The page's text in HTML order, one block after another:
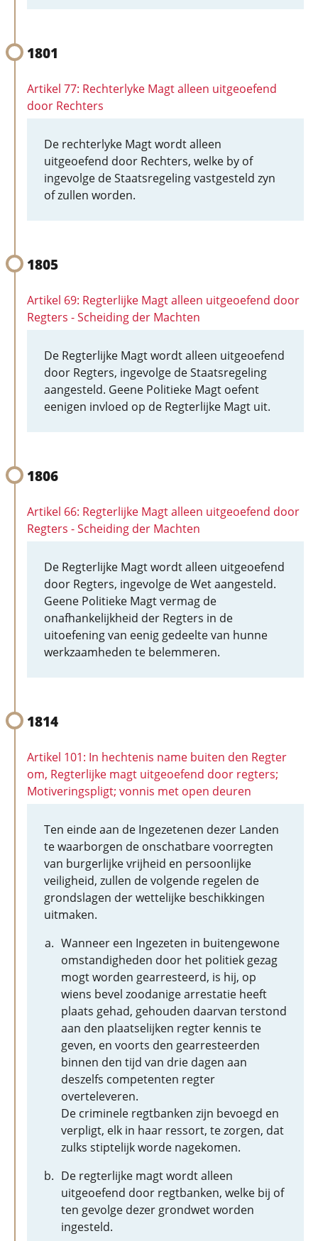
1801
Artikel 77: Rechterlyke Magt alleen uitgeoefend
door Rechters
De rechterlyke Magt wordt alleen
uitgeoefend door Rechters, welke by of
ingevolge de Staatsregeling vastgesteld zyn
of zullen worden.
1805
Artikel 69: Regterlijke Magt alleen uitgeoefend door
Regters - Scheiding der Machten
De Regterlijke Magt wordt alleen uitgeoefend
door Regters, ingevolge de Staatsregeling
aangesteld. Geene Politieke Magt oefent
eenigen invloed op de Regterlijke Magt uit.
1806
Artikel 66: Regterlijke Magt alleen uitgeoefend door
Regters - Scheiding der Machten
De Regterlijke Magt wordt alleen uitgeoefend
door Regters, ingevolge de Wet aangesteld.
Geene Politieke Magt vermag de
onafhankelijkheid der Regters in de
uitoefening van eenig gedeelte van hunne
werkzaamheden te belemmeren.
1814
Artikel 101: In hechtenis name buiten den Regter
om, Regterlijke magt uitgeoefend door regters;
Motiveringspligt; vonnis met open deuren
Ten einde aan de Ingezetenen dezer Landen
te waarborgen de onschatbare voorregten
van burgerlijke vrijheid en persoonlijke
veiligheid, zullen de volgende regelen de
grondslagen der wettelijke beschikkingen
uitmaken.
Wanneer een Ingezeten in buitengewone
omstandigheden door het politiek gezag
mogt worden gearresteerd, is hij, op
wiens bevel zoodanige arrestatie heeft
plaats gehad, gehouden daarvan terstond
aan den plaatselijken regter kennis te
geven, en voorts den gearresteerden
binnen den tijd van drie dagen aan
deszelfs competenten regter
overteleveren.
De criminele regtbanken zijn bevoegd en
verpligt, elk in haar ressort, te zorgen, dat
zulks stiptelijk worde nagekomen.
De regterlijke magt wordt alleen
uitgeoefend door regtbanken, welke bij of
ten gevolge dezer grondwet worden
ingesteld.